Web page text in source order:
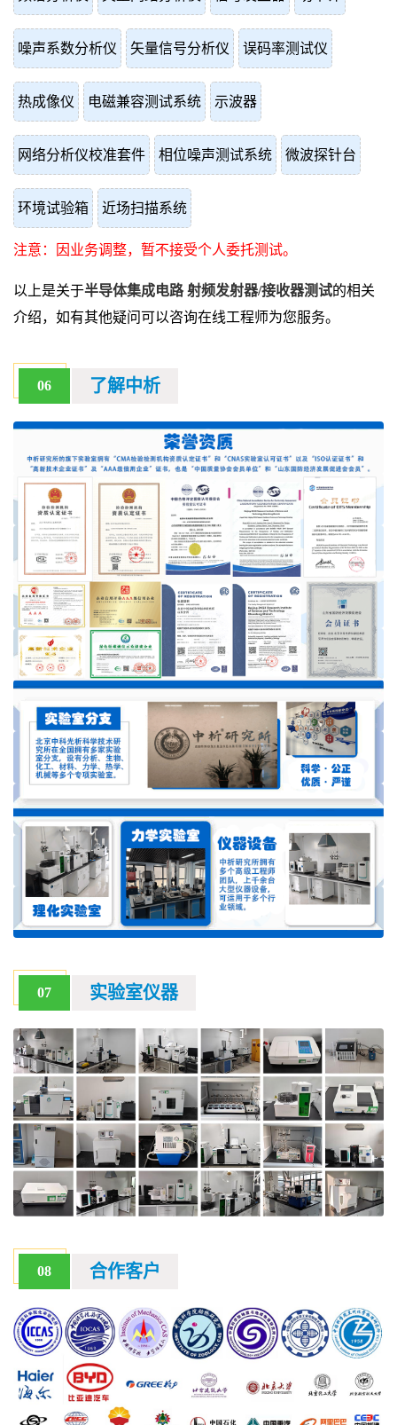
噪声系数分析仪 矢量信号分析仪 误码率测试仪
热成像仪 电磁兼容测试系统 示波器
网络分析仪校准套件 相位噪声测试系统 微波探针台
环境试验箱 近场扫描系统
注意：因业务调整，暂不接受个人委托测试。
以上是关于半导体集成电路 射频发射器/接收器测试的相关
介绍，如有其他疑问可以咨询在线工程师为您服务。
06 了解中析
07 实验室仪器
08 合作客户